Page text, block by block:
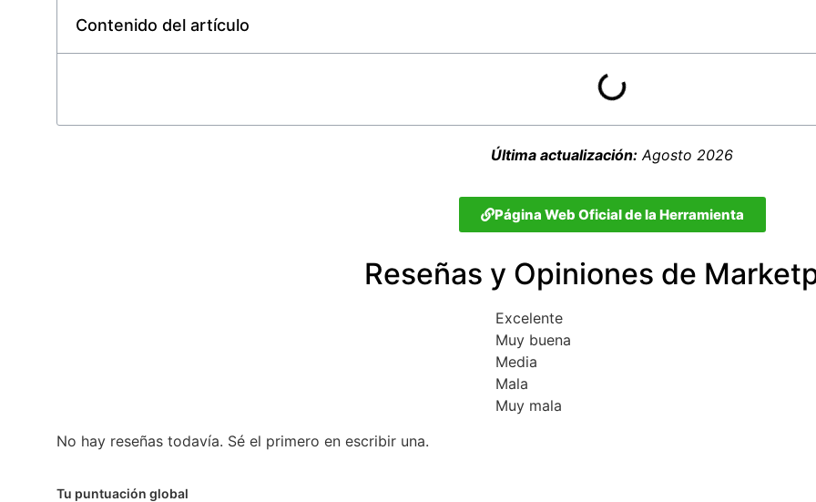
Contenido del artículo
Última actualización: Agosto 2026
Página Web Oficial de la Herramienta
Reseñas y Opiniones de
Excelente
Muy buena
Media
Mala
Muy mala
No hay reseñas todavía. Sé el primero en escribir una.
Tu puntuación global